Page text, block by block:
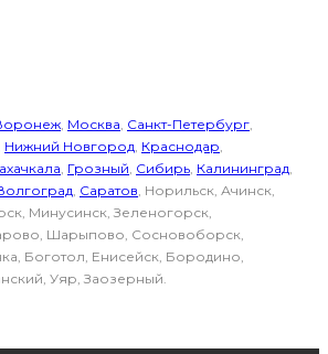
Москва Санкт-Петербург
Нижний Новгород Краснодар
Грозный Сибирь Калининград
Саратов , Норильск, Ачинск,
Минусинск, Зеленогорск,
Шарыпово, Сосновоборск,
Боготол, Енисейск, Бородино,
Уяр, Заозерный.